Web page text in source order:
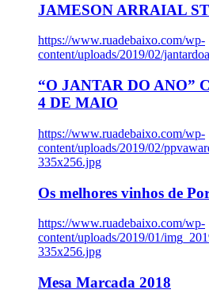
JAMESON ARRAIAL
https://www.ruadebaixo.com/wp-
content/uploads/2019/02/
“O JANTAR DO ANO”
4 DE MAIO
https://www.ruadebaixo.com/wp-
content/uploads/2019/02/
335x256.jpg
Os melhores vinhos de
https://www.ruadebaixo.com/wp-
content/uploads/2019/01/
335x256.jpg
Mesa Marcada 2018